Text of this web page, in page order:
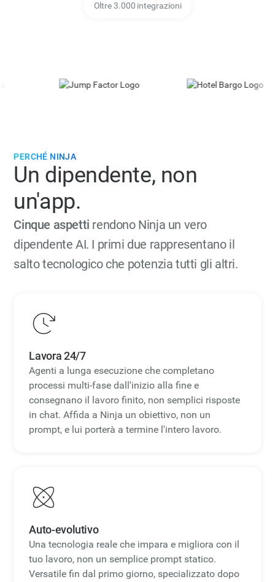
Oltre 3.000 integrazioni
PERCHÉ NINJA
Un dipendente, non
un'app.
Cinque aspetti rendono Ninja un vero
dipendente AI. I primi due rappresentano il
salto tecnologico che potenzia tutti gli altri.
Lavora 24/7
Agenti a lunga esecuzione che completano
processi multi-fase dall'inizio alla fine e
consegnano il lavoro finito, non semplici risposte
in chat. Affida a Ninja un obiettivo, non un
prompt, e lui porterà a termine l'intero lavoro.
Auto-evolutivo
Una tecnologia reale che impara e migliora con il
tuo lavoro, non un semplice prompt statico.
Versatile fin dal primo giorno, specializzato dopo